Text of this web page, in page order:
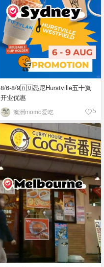
8/6-8/9🇦🇺悉尼Hurstville五十岚
开业优惠
澳洲momo爱吃 5